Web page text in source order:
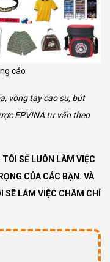
cáo
vòng tay cao su, bút
EPVINA tư vấn theo
SẼ LUÔN LÀM VIỆC
CỦA CÁC BẠN. VÀ
SẼ LÀM VIỆC CHĂM CHỈ